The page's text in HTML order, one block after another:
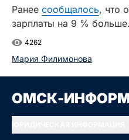
Ранее сообщалось, что
зарплаты на 9 % больше.
4262
Мария Филимонова
ОМСК-